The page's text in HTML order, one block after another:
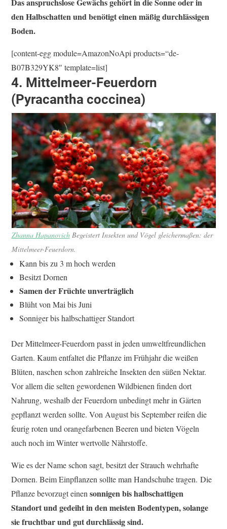
den Halbschatten und benötigt einen mäßig durchlässigen
Boden.
[content-egg module=AmazonNoApi products=“de-
B07B329YK8″ template=list]
4. Mittelmeer-Feuerdorn
(Pyracantha coccinea)
Zhanna HapanovichBegeistert Insekten und Vögel gleichermaßen: der
Mittelmeer-Feuerdorn.
Kann bis zu 3 m hoch werden
Besitzt Dornen
Samen der Früchte unverträglich
Blüht von Mai bis Juni
Sonniger bis halbschattiger Standort
Der Mittelmeer-Feuerdorn passt in jeden umweltfreundlichen
Garten. Kaum entfaltet die Pflanze im Frühjahr die weißen
Blüten, naschen schon zahlreiche Insekten den süßen Nektar.
Vor allem die selten gewordenen Wildbienen finden dort
Nahrung, weshalb der Feuerdorn unbedingt mehr in Gärten
gepflanzt werden sollte. Von August bis September reifen die
feurig roten und orangefarbenen Beeren und bieten Vögeln
auch noch im Winter wertvolle Nährstoffe.
Wie es der Name schon sagt, besitzt der Strauch wehrhafte
Dornen. Beim Einpflanzen sollte man Handschuhe tragen. Die
Pflanze bevorzugt einensonnigen bis halbschattigen
Standort und gedeiht in den meisten Bodentypen, solange
sie fruchtbar und gut durchlässig sind.